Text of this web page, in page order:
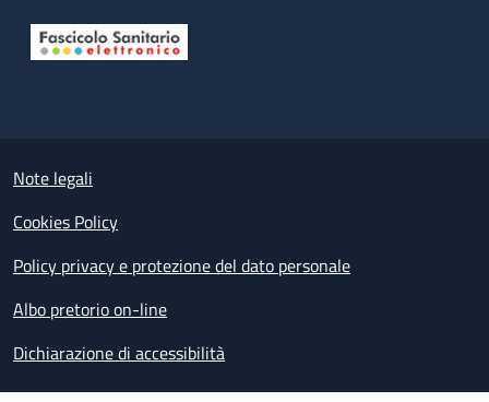
Small prints
Note legali
Cookies Policy
Policy privacy e protezione del dato personale
Albo pretorio on-line
Dichiarazione di accessibilità